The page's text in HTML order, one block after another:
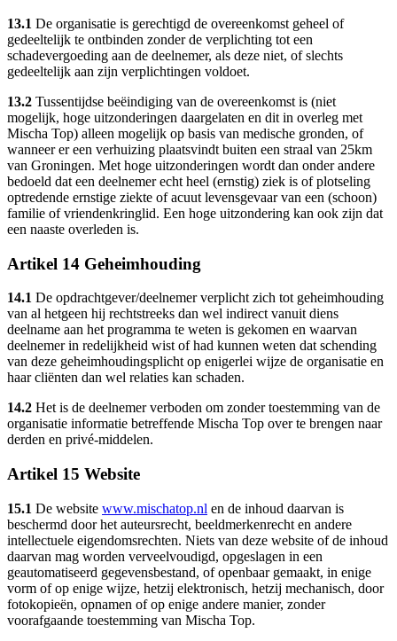
13.1 De organisatie is gerechtigd de overeenkomst geheel of
gedeeltelijk te ontbinden zonder de verplichting tot een
schadevergoeding aan de deelnemer, als deze niet, of slechts
gedeeltelijk aan zijn verplichtingen voldoet.
13.2 Tussentijdse beëindiging van de overeenkomst is (niet
mogelijk, hoge uitzonderingen daargelaten en dit in overleg met
Mischa Top) alleen mogelijk op basis van medische gronden, of
wanneer er een verhuizing plaatsvindt buiten een straal van 25km
van Groningen. Met hoge uitzonderingen wordt dan onder andere
bedoeld dat een deelnemer echt heel (ernstig) ziek is of plotseling
optredende ernstige ziekte of acuut levensgevaar van een (schoon)
familie of vriendenkringlid. Een hoge uitzondering kan ook zijn dat
een naaste overleden is.
Artikel 14 Geheimhouding
14.1 De opdrachtgever/deelnemer verplicht zich tot geheimhouding
van al hetgeen hij rechtstreeks dan wel indirect vanuit diens
deelname aan het programma te weten is gekomen en waarvan
deelnemer in redelijkheid wist of had kunnen weten dat schending
van deze geheimhoudingsplicht op enigerlei wijze de organisatie en
haar cliënten dan wel relaties kan schaden.
14.2 Het is de deelnemer verboden om zonder toestemming van de
organisatie informatie betreffende Mischa Top over te brengen naar
derden en privé-middelen.
Artikel 15 Website
15.1 De website www.mischatop.nl en de inhoud daarvan is
beschermd door het auteursrecht, beeldmerkenrecht en andere
intellectuele eigendomsrechten. Niets van deze website of de inhoud
daarvan mag worden verveelvoudigd, opgeslagen in een
geautomatiseerd gegevensbestand, of openbaar gemaakt, in enige
vorm of op enige wijze, hetzij elektronisch, hetzij mechanisch, door
fotokopieën, opnamen of op enige andere manier, zonder
voorafgaande toestemming van Mischa Top.